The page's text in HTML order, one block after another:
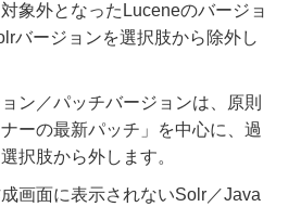
象外となったLuceneのバージョ
バージョンを選択肢から除外し
ン／パッチバージョンは、原則
ーの最新パッチ」を中心に、過
択肢から外します。
画面に表示されないSolr／Java